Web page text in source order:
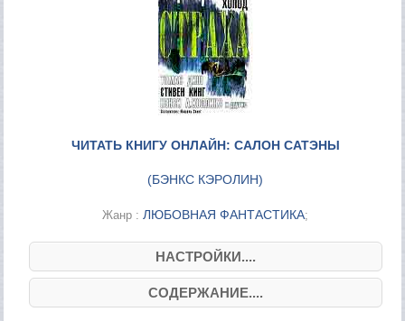
ЧИТАТЬ КНИГУ ОНЛАЙН: САЛОН САТЭНЫ
(БЭНКС КЭРОЛИН)
Жанр :ЛЮБОВНАЯ ФАНТАСТИКА;
НАСТРОЙКИ....
СОДЕРЖАНИЕ....